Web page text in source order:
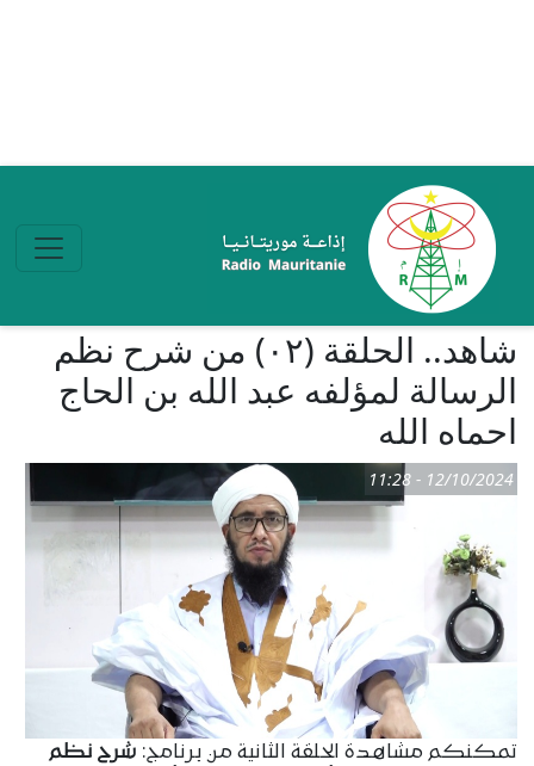
شاهد.. الحلقة (٠٢) من شرح نظم
الرسالة لمؤلفه عبد الله بن الحاج
احماه الله
12/10/2024 - 11:28
تمكنكم مشاهدة الحلقة الثانية من برنامج: شرح نظم